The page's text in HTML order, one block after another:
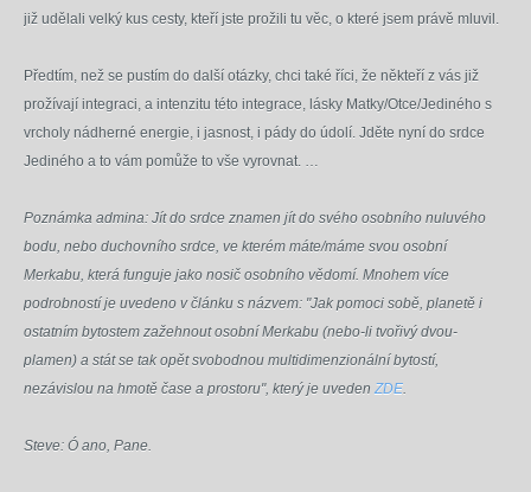
již udělali velký kus cesty, kteří jste prožili tu věc, o které jsem právě mluvil.
Předtím, než se pustím do další otázky, chci také říci, že někteří z vás již
prožívají integraci, a intenzitu této integrace, lásky Matky/Otce/Jediného s
vrcholy nádherné energie, i jasnost, i pády do údolí. Jděte nyní do srdce
Jediného a to vám pomůže to vše vyrovnat. …
Poznámka admina: Jít do srdce znamen jít do svého osobního nuluvého
bodu, nebo duchovního srdce, ve kterém máte/máme svou osobní
Merkabu, která funguje jako nosič osobního vědomí. Mnohem více
podrobností je uvedeno v článku s názvem: "Jak pomoci sobě, planetě i
ostatním bytostem zažehnout osobní Merkabu (nebo-li tvořivý dvou-
plamen) a stát se tak opět svobodnou multidimenzionální bytostí,
nezávislou na hmotě čase a prostoru", který je uveden ZDE.
Steve: Ó ano, Pane.